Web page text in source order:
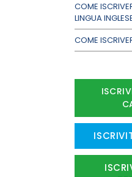
COME
LINGUA
COME